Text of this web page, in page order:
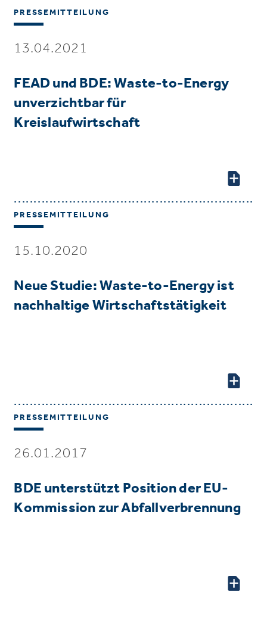
PRESSEMITTEILUNG
13.04.2021
FEAD und BDE: Waste-to-Energy
unverzichtbar für
Kreislaufwirtschaft
PRESSEMITTEILUNG
15.10.2020
Neue Studie: Waste-to-Energy ist
nachhaltige Wirtschaftstätigkeit
PRESSEMITTEILUNG
26.01.2017
BDE unterstützt Position der EU-
Kommission zur Abfallverbrennung